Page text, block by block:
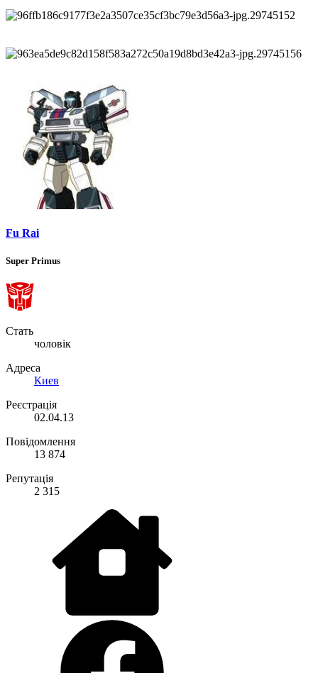
Fu Rai
Super Primus
Стать
чоловік
Адреса
Киев
Реєстрація
02.04.13
Повідомлення
13 874
Репутація
2 315